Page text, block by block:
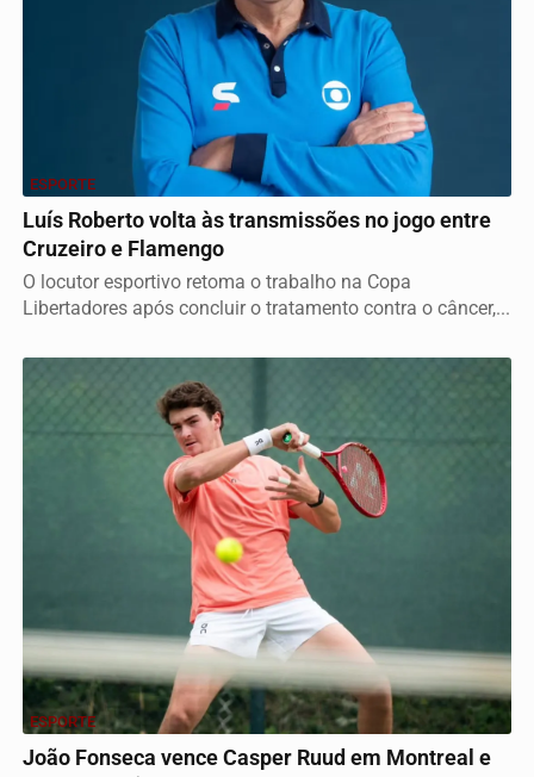
ESPORTE
Luís Roberto volta às transmissões no jogo entre
Cruzeiro e Flamengo
O locutor esportivo retoma o trabalho na Copa
Libertadores após concluir o tratamento contra o câncer,...
ESPORTE
João Fonseca vence Casper Ruud em Montreal e